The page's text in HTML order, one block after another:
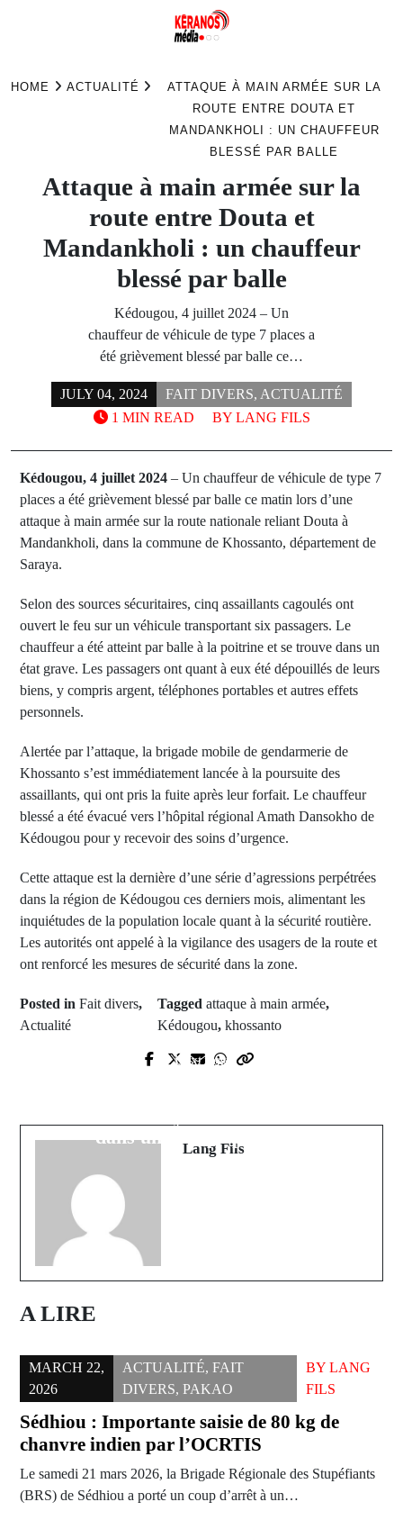
HOME ACTUALITÉ
ATTAQUE À MAIN ARMÉE SUR LA
ROUTE ENTRE DOUTA ET
MANDANKHOLI : UN CHAUFFEUR
BLESSÉ PAR BALLE
Attaque à main armée sur la
route entre Douta et
Mandankholi : un chauffeur
blessé par balle
Kédougou, 4 juillet 2024 – Un
chauffeur de véhicule de type 7 places a
été grièvement blessé par balle ce…
JULY 04, 2024 FAIT DIVERS, ACTUALITÉ
BY LANG FILS
1 MIN READ
Kédougou, 4 juillet 2024 – Un chauffeur de véhicule de type 7
places a été grièvement blessé par balle ce matin lors d’une
attaque à main armée sur la route nationale reliant Douta à
Mandankholi, dans la commune de Khossanto, département de
Saraya.
Selon des sources sécuritaires, cinq assaillants cagoulés ont
ouvert le feu sur un véhicule transportant six passagers. Le
chauffeur a été atteint par balle à la poitrine et se trouve dans un
état grave. Les passagers ont quant à eux été dépouillés de leurs
biens, y compris argent, téléphones portables et autres effets
personnels.
Alertée par l’attaque, la brigade mobile de gendarmerie de
Khossanto s’est immédiatement lancée à la poursuite des
assaillants, qui ont pris la fuite après leur forfait. Le chauffeur
blessé a été évacué vers l’hôpital régional Amath Dansokho de
Kédougou pour y recevoir des soins d’urgence.
Cette attaque est la dernière d’une série d’agressions perpétrées
dans la région de Kédougou ces derniers mois, alimentant les
inquiétudes de la population locale quant à la sécurité routière.
Les autorités ont appelé à la vigilance des usagers de la route et
ont renforcé les mesures de sécurité dans la zone.
Posted in Fait divers,
Actualité
Tagged attaque à main armée,
Kédougou, khossanto
Prev Post
Next Post
dans un groupe palpitant
Lang Fils
A LIRE
MARCH 22,
2026
ACTUALITÉ,FAIT
DIVERS,PAKAO
BY LANG
FILS
Sédhiou : Importante saisie de 80 kg de
chanvre indien par l’OCRTIS
Le samedi 21 mars 2026, la Brigade Régionale des Stupéfiants
(BRS) de Sédhiou a porté un coup d’arrêt à un…